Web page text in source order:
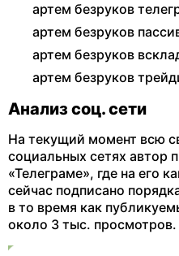
артем безруков
артем безруков
артем безруков
артем безруков
Анализ соц. сети
На текущий момент всю
социальных сетях автор
«Телеграме», где на его
сейчас подписано
в то время как
около 3 тыс. просмотров.